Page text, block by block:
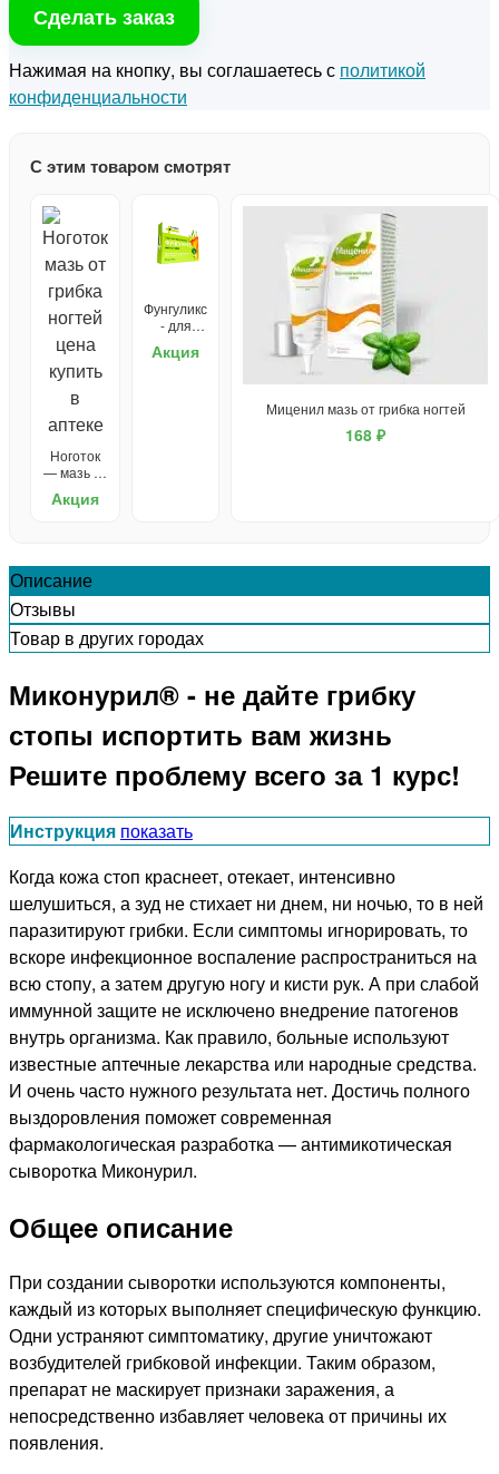
Сделать заказ
Нажимая на кнопку, вы соглашаетесь с политикой
конфиденциальности
С этим товаром смотрят
Ноготок
— мазь от
Акция
Фунгуликс
- для
грибка
Акция
Миценил мазь от грибка ногтей
168 ₽
Описание
Отзывы
Товар в других городах
Миконурил® - не дайте грибку
стопы испортить вам жизнь
Решите проблему всего за 1 курс!
Инструкция показать
Когда кожа стоп краснеет, отекает, интенсивно
шелушиться, а зуд не стихает ни днем, ни ночью, то в ней
паразитируют грибки. Если симптомы игнорировать, то
вскоре инфекционное воспаление распространиться на
всю стопу, а затем другую ногу и кисти рук. А при слабой
иммунной защите не исключено внедрение патогенов
внутрь организма. Как правило, больные используют
известные аптечные лекарства или народные средства.
И очень часто нужного результата нет. Достичь полного
выздоровления поможет современная
фармакологическая разработка — антимикотическая
сыворотка Миконурил.
Общее описание
При создании сыворотки используются компоненты,
каждый из которых выполняет специфическую функцию.
Одни устраняют симптоматику, другие уничтожают
возбудителей грибковой инфекции. Таким образом,
препарат не маскирует признаки заражения, а
непосредственно избавляет человека от причины их
появления.